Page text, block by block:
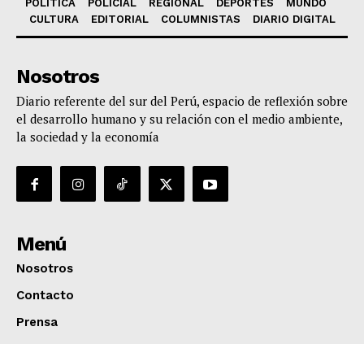
POLÍTICA POLICIAL REGIONAL DEPORTES
MUNDO
CULTURA
EDITORIAL COLUMNISTAS DIARIO DIGITAL
Nosotros
Diario referente del sur del Perú, espacio de reflexión sobre
el desarrollo humano y su relación con el medio ambiente,
la sociedad y la economía
Menú
Nosotros
Contacto
Prensa